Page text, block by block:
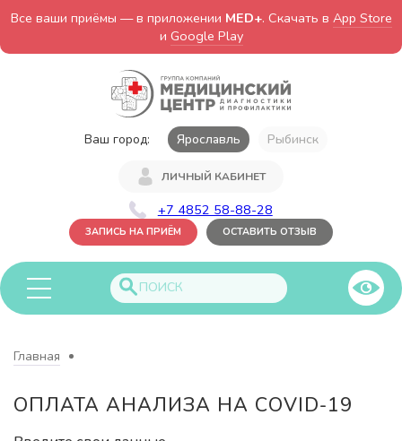
Все ваши приёмы — в приложении MED+. Скачать в App Store
и Google Play
Ваш город: Ярославль Рыбинск
ЛИЧНЫЙ КАБИНЕТ
+7 4852 58-88-28
ЗАПИСЬ НА ПРИЁМ ОСТАВИТЬ ОТЗЫВ
Главная
ОПЛАТА АНАЛИЗА НА COVID-19